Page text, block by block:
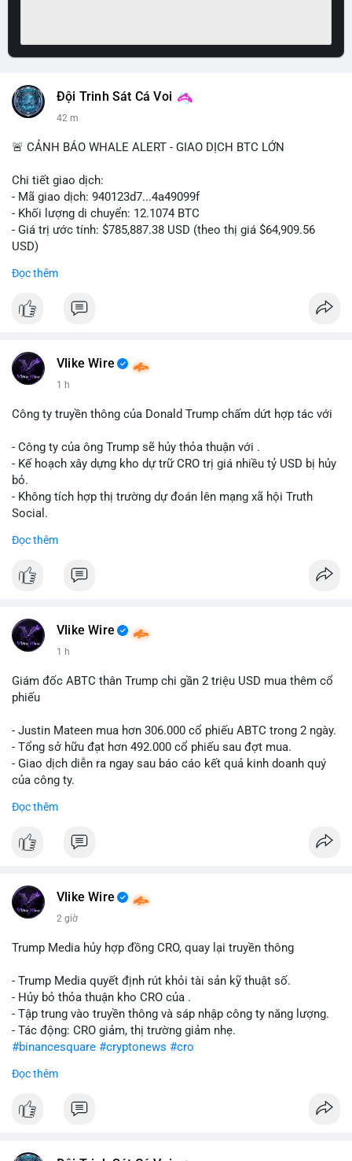
Đội Trinh Sát Cá Voi
42 m
🚨 CẢNH BÁO WHALE ALERT - GIAO DỊCH BTC LỚN
Chi tiết giao dịch:
- Mã giao dịch: 940123d7...4a49099f
- Khối lượng di chuyển: 12.1074 BTC
- Giá trị ước tính: $785,887.38 USD (theo thị giá $64,909.56
USD)
Khối lượng 12.1 BTC tương đương gần 786 nghìn USD được di
Động thái này có thể là bước chuẩn bị thanh khoản để bán ra,
hoặc tái phân bổ tài sản giữa các ví nóng nhằm tối ưu phí giao
thấy cá voi đang thăm dò thanh khoản thị trường trước khi có
Lời khuyên cho nhà đầu tư nhỏ lẻ: Theo dõi xác nhận giao dịch
và dòng tiền tiếp theo từ ví nguồn. Khối lượng này chưa đủ tạo
áp lực bán mạnh, nhưng nếu xuất hiện thêm 2-3 giao dịch
tương tự trong 24 giờ tới, khả năng cao là sóng điều chỉnh
ở vùng giá hiện tại.
#12dot1btc #786kusd
Đọc thêm
Vlike Wire
1 h
Công ty truyền thông của Donald Trump chấm dứt hợp tác với
- Công ty của ông Trump sẽ hủy thỏa thuận với .
- Kế hoạch xây dựng kho dự trữ CRO trị giá nhiều tỷ USD bị hủy
bỏ.
- Không tích hợp thị trường dự đoán lên mạng xã hội Truth
Social.
#binancesquare
$cro
📰 Nguồn: Cointelegraph
Đọc thêm
Vlike Wire
1 h
Giám đốc ABTC thân Trump chi gần 2 triệu USD mua thêm cổ
phiếu
- Justin Mateen mua hơn 306.000 cổ phiếu ABTC trong 2 ngày.
- Tổng sở hữu đạt hơn 492.000 cổ phiếu sau đợt mua.
- Giao dịch diễn ra ngay sau báo cáo kết quả kinh doanh quý
của công ty.
#abtc #cryptonews
$btc $eth
📰 Nguồn: CoinDesk
Đọc thêm
Vlike Wire
2 giờ
Trump Media hủy hợp đồng CRO, quay lại truyền thông
- Trump Media quyết định rút khỏi tài sản kỹ thuật số.
- Hủy bỏ thỏa thuận kho CRO của .
- Tập trung vào truyền thông và sáp nhập công ty năng lượng.
- Tác động: CRO giảm, thị trường giảm nhẹ.
#binancesquare #cryptonews #cro
$cro
#vlikevn #titanbot
Đọc thêm